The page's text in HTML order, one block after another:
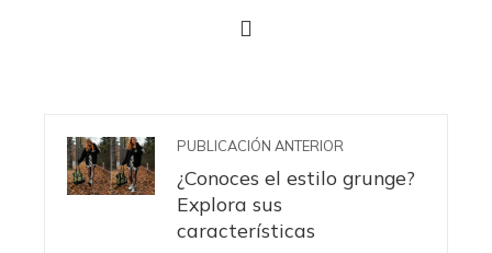
PUBLICACIÓN ANTERIOR
¿Conoces el estilo grunge?
Explora sus
características